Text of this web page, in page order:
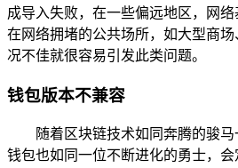
成导入失败，在一些偏远地区，网
在网络拥堵的公共场所，如大型商
况不佳就很容易引发此类问题。
钱包版本不兼容
随着区块链技术如同奔腾的骏
钱包也如同一位不断进化的勇士，